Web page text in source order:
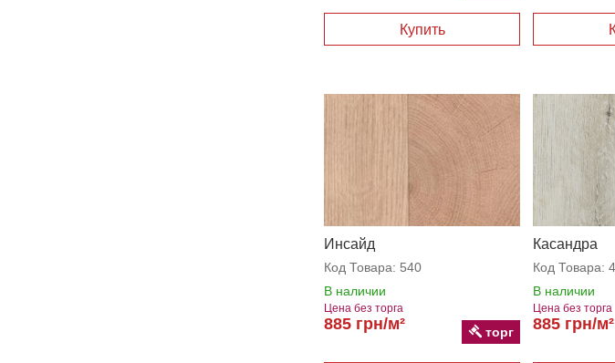
Инсайд
Код Товара: 540
В наличии
Цена без торга
885 грн/м² торг
Касандра
Код Товара:
В наличии
Цена без торга
885 грн/м²